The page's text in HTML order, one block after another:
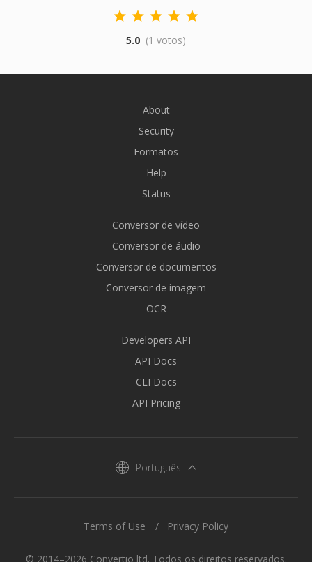
5.0 (1 votos)
About
Security
Formatos
Help
Status
Conversor de vídeo
Conversor de áudio
Conversor de documentos
Conversor de imagem
OCR
Developers API
API Docs
CLI Docs
API Pricing
Português
© 2014–2026 Convertio ltd. Todos os direitos reservados.
Terms of Use Privacy Policy